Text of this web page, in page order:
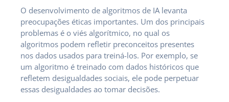
O desenvolvimento de algoritmos de IA levanta
preocupações éticas importantes. Um dos principais
problemas é o viés algorítmico, no qual os
algoritmos podem refletir preconceitos presentes
nos dados usados para treiná-los. Por exemplo, se
um algoritmo é treinado com dados históricos que
refletem desigualdades sociais, ele pode perpetuar
essas desigualdades ao tomar decisões.